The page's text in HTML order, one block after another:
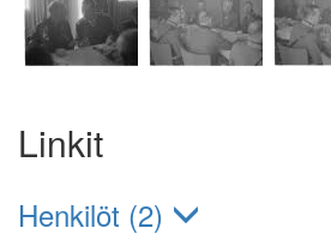
Linkit
Henkilöt (2)